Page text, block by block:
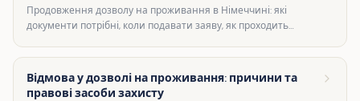
Продовження дозволу на проживання в Німеччині: які
документи потрібні, коли подавати заяву, як проходить
Відмова у дозволі на проживання: причини та
правові засоби захисту